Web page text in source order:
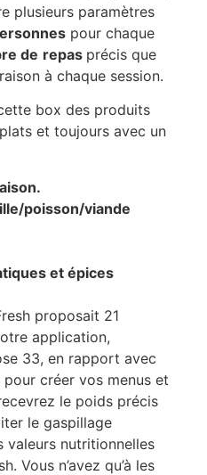
plusieurs paramètres
pour chaque
de repas précis que
à chaque session.
box des produits
et toujours avec un
poisson/viande
et épices
proposait 21
application,
33, en rapport avec
créer vos menus et
le poids précis
le gaspillage
valeurs nutritionnelles
Vous n’avez qu’à les